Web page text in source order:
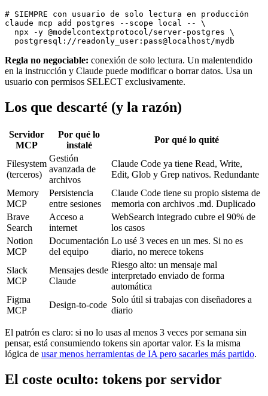
# SIEMPRE con usuario de solo lectura en producción
claude mcp add postgres --scope local -- \
  npx -y @modelcontextprotocol/server-postgres \
  postgresql://readonly_user:pass@localhost/mydb
Regla no negociable: conexión de solo lectura. Un malentendido
en la instrucción y Claude puede modificar o borrar datos. Usa un
usuario con permisos SELECT exclusivamente.
Los que descarté (y la razón)
Servidor
MCP
Por qué lo
instalé
Por qué lo quité
Filesystem
(terceros)
Gestión
avanzada de
archivos
Claude Code ya tiene Read, Write,
Edit, Glob y Grep nativos. Redundante
Memory
MCP
Persistencia
entre sesiones
Claude Code tiene su propio sistema de
memoria con archivos .md. Duplicado
Brave
Search
Acceso a
internet
WebSearch integrado cubre el 90% de
los casos
Notion
MCP
Documentación
del equipo
Lo usé 3 veces en un mes. Si no es
diario, no merece tokens
Slack
MCP
Mensajes desde
Claude
Riesgo alto: un mensaje mal
interpretado enviado de forma
automática
Figma
MCP
Design-to-code
Solo útil si trabajas con diseñadores a
diario
El patrón es claro: si no lo usas al menos 3 veces por semana sin
pensar, está consumiendo tokens sin aportar valor. Es la misma
lógica de usar menos herramientas de IA pero sacarles más partido.
El coste oculto: tokens por servidor